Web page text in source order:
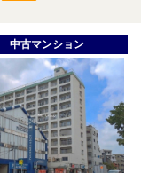
中古マンション